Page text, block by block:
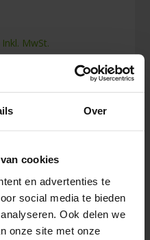
Over
cookies
en advertenties te
social media te bieden
Ook delen we
onze site met onze
Inkl. MwSt.